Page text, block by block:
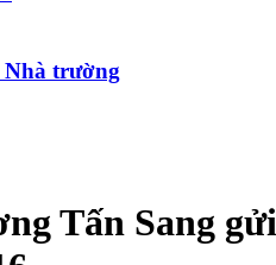
trường
Tấn Sang